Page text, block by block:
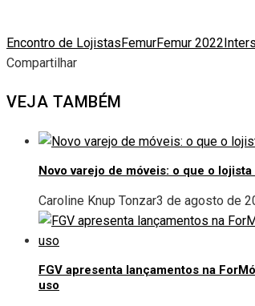
Encontro de LojistasFemurFemur 2022
Compartilhar
VEJA TAMBÉM
Novo varejo de móveis: o que o
Caroline Knup Tonzar3 de agosto de
FGV apresenta lançamentos na
uso